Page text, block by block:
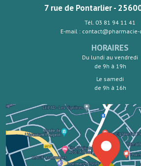
7 rue de Pontarlier -
Tél. 03 81 94 11 41
E-mail :
HORAIRES
Du lundi au vendredi
de 9h à 19h
Le samedi
de 9h à 16h